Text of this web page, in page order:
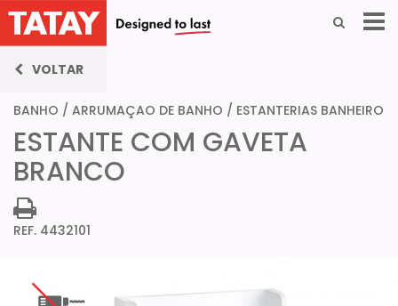
VOLTAR
BANHO / ARRUMAÇAO DE BANHO / ESTANTERIAS BANHEIRO
ESTANTE COM GAVETA
BRANCO
REF. 4432101